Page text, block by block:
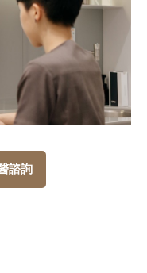
諮詢